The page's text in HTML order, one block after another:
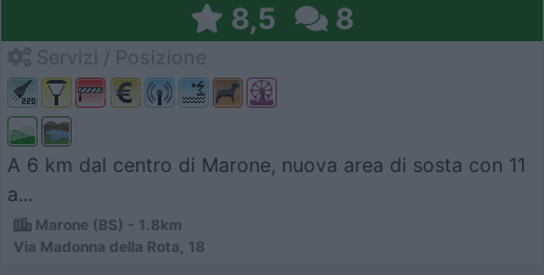
8,5 8
A 6 km dal centro di Marone, nuova area di sosta con 11
a...
Marone (BS) - 1.8km
Via Madonna della Rota, 18